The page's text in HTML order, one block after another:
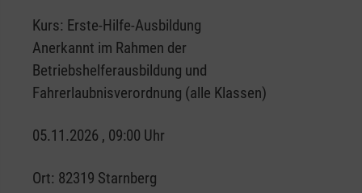
Kurs: Erste-Hilfe-Ausbildung
Anerkannt im Rahmen der
Betriebshelferausbildung und
Fahrerlaubnisverordnung (alle Klassen)
05.11.2026 , 09:00 Uhr
Ort: 82319 Starnberg